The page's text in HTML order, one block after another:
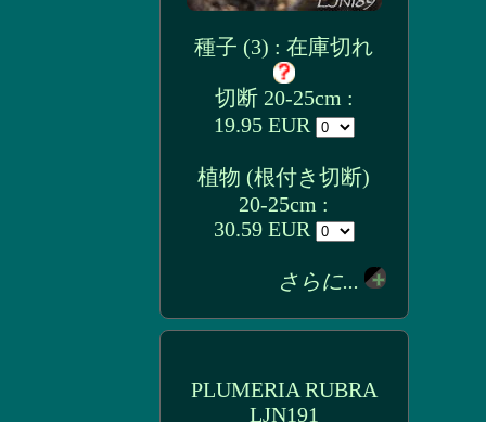
種子 (3) : 在庫切れ
切断 20-25cm :
19.95 EUR
植物 (根付き切断)
20-25cm :
30.59 EUR
さらに...
PLUMERIA RUBRA
LJN191